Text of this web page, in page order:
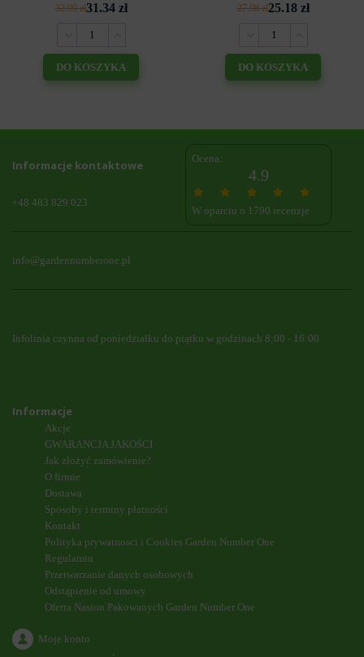
32.99 zł31.34 zł
DO KOSZYKA
27.98 zł25.18 zł
DO KOSZYKA
Informacje kontaktowe
+48 483 829 023
Ocena:
4.9
W oparciu o 1790 recenzje
info@gardennumberone.pl
Infolinia czynna od poniedziałku do piątku w godzinach 8:00 - 16:00
Informacje
Akcje
GWARANCJA JAKOŚCI
Jak złożyć zamówienie?
O firmie
Dostawa
Sposoby i terminy płatności
Kontakt
Polityka prywatnosci i Cookies Garden Number One
Regulamin
Przetwarzanie danych osobowych
Odstąpienie od umowy
Oferta Nasion Pakowanych Garden Number One
Moje konto